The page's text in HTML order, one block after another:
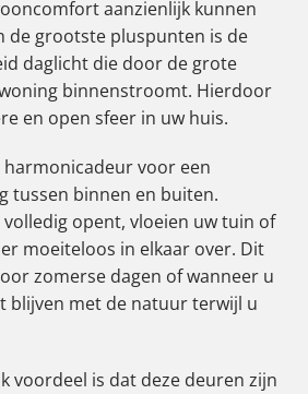
aanzienlijk kunnen
de grootste pluspunten is de
daglicht die door de grote
binnenstroomt. Hierdoor
en open sfeer in uw huis.
voor een
tussen binnen en buiten.
opent, vloeien uw tuin of
moeiteloos in elkaar over. Dit
zomerse dagen of wanneer u
blijven met de natuur terwijl u
voordeel is dat deze deuren zijn